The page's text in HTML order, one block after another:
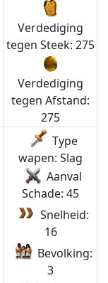
Verdediging
tegen Steek: 275
Verdediging
tegen Afstand:
275
Type
wapen: Slag
Aanval
Schade: 45
Snelheid:
16
Bevolking:
3